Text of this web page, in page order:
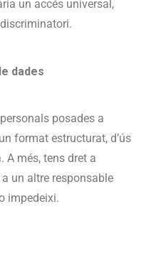
un accés universal,
dades
posades a
format estructurat, d’ús
A més, tens dret a
un altre responsable
impedeixi.